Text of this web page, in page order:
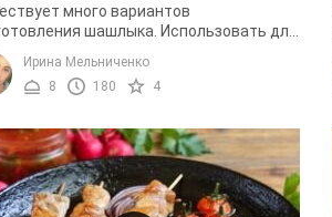
много вариантов
шашлыка. Использовать для
можно абсолютно разные сорта
Единственное, что важно – это уметь
Ирина Мельниченко
8
180 4